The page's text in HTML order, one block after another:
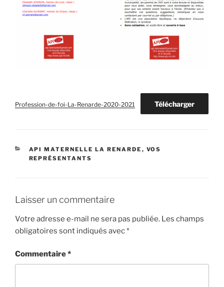
Profession-de-foi-La-Renarde-2020-2021 Télécharger
CATÉGORIES
API MATERNELLE LA RENARDE , VOS
REPRÉSENTANTS
Laisser un commentaire
Votre adresse e-mail ne sera pas publiée. Les champs
obligatoires sont indiqués avec*
Commentaire*